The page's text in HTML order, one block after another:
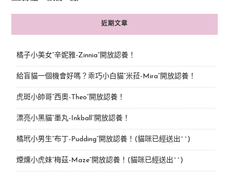
近期文章
橘子小美女“辛妮雅-Zinnia”開放認養！
給盲貓一個機會好嗎？乖巧小白貓“米菈-Mira”開放認養！
虎斑小帥哥“西奧-Theo”開放認養！
漂亮小黑貓“墨丸-Inkball”開放認養！
橘玳小男生“布丁-Pudding”開放認養！(貓咪已經送出^^)
煙燻小虎妹“梅茲-Maze”開放認養！(貓咪已經送出^^)